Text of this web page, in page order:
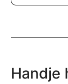
Handje